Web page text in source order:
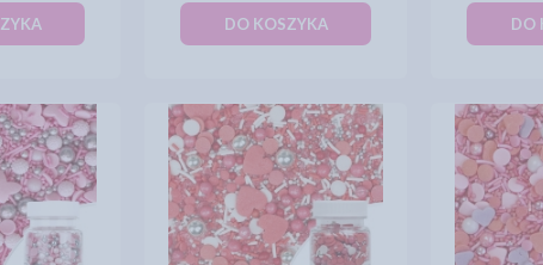
DO KOSZYKA DO